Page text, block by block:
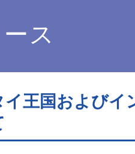
ス
イ王国およびイ